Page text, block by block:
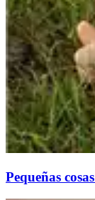
Pequeñas